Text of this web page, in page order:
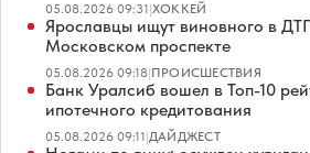
05.08.2026 09:31|ХОККЕЙ
Ярославцы ищут виновного в
Московском проспекте
05.08.2026 09:18|ПРОИСШЕСТВИЯ
Банк Уралсиб вошел в Топ-10
ипотечного кредитования
05.08.2026 09:11|ДАЙДЖЕСТ